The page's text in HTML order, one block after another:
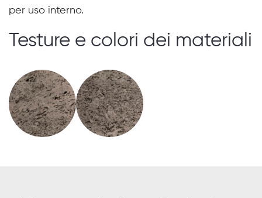
per uso interno.
Testure e colori dei materiali